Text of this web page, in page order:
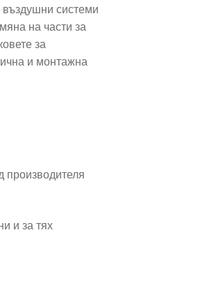
системи
на части за
за
и монтажна
и за тях